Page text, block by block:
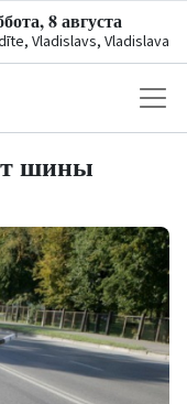
8 августа
Vladislavs, Vladislava
шины